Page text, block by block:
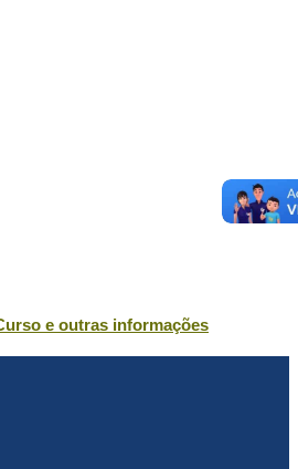
e outras informações